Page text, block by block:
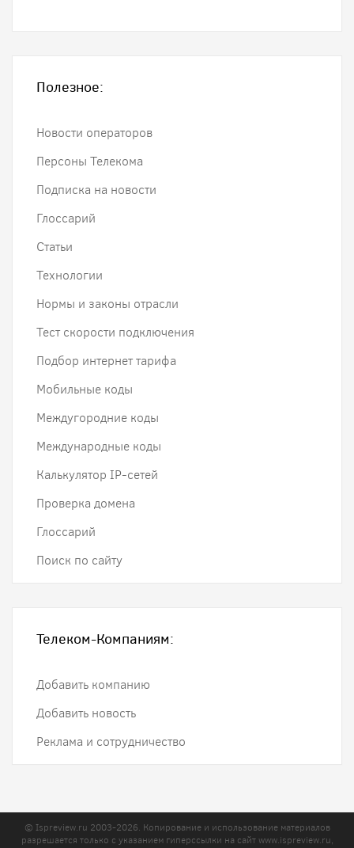
Полезное:
Новости операторов
Персоны Телекома
Подписка на новости
Глоссарий
Статьи
Технологии
Нормы и законы отрасли
Тест скорости подключения
Подбор интернет тарифа
Мобильные коды
Междугородние коды
Международные коды
Калькулятор IP-сетей
Проверка домена
Глоссарий
Поиск по сайту
Телеком-Компаниям:
Добавить компанию
Добавить новость
Реклама и сотрудничество
© Ispreview.ru 2003-2026. Копирование и использование материалов
разрешается только с указанием гиперссылки на сайтwww.ispreview.ru,